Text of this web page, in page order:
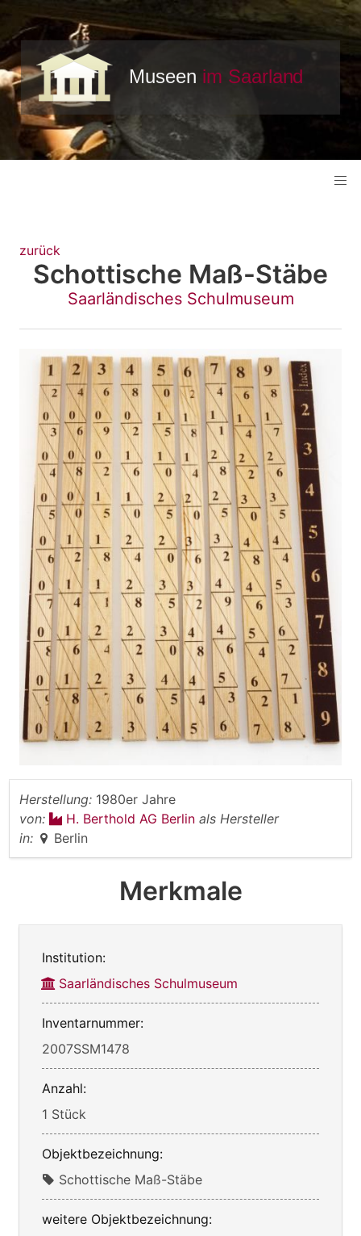
zurück
Schottische Maß-Stäbe
Saarländisches Schulmuseum
Herstellung: 1980er Jahre
von:
H. Berthold AG Berlin als Hersteller
in:
Berlin
Merkmale
Institution:
Saarländisches Schulmuseum
Inventarnummer:
2007SSM1478
Anzahl:
1 Stück
Objektbezeichnung:
Schottische Maß-Stäbe
weitere Objektbezeichnung: